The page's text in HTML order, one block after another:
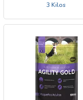
3 Kilos